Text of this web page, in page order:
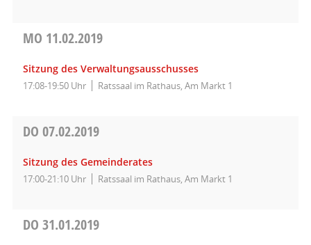
MO 11.02.2019
Sitzung des Verwaltungsausschusses
17:08-19:50 Uhr Ratssaal im Rathaus, Am Markt 1
DO 07.02.2019
Sitzung des Gemeinderates
17:00-21:10 Uhr Ratssaal im Rathaus, Am Markt 1
DO 31.01.2019